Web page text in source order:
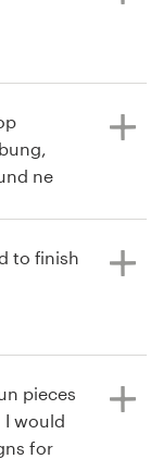
to a
ne
to finish
pieces
I would
for